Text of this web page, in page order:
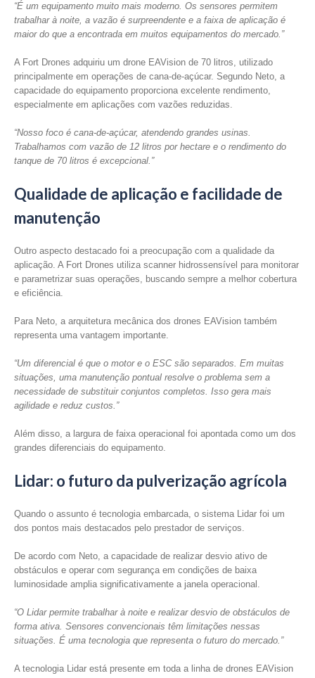
“É um equipamento muito mais moderno. Os sensores permitem
trabalhar à noite, a vazão é surpreendente e a faixa de aplicação é
maior do que a encontrada em muitos equipamentos do mercado.”
A Fort Drones adquiriu um drone EAVision de 70 litros, utilizado
principalmente em operações de cana-de-açúcar. Segundo Neto, a
capacidade do equipamento proporciona excelente rendimento,
especialmente em aplicações com vazões reduzidas.
“Nosso foco é cana-de-açúcar, atendendo grandes usinas.
Trabalhamos com vazão de 12 litros por hectare e o rendimento do
tanque de 70 litros é excepcional.”
Qualidade de aplicação e facilidade de
manutenção
Outro aspecto destacado foi a preocupação com a qualidade da
aplicação. A Fort Drones utiliza scanner hidrossensível para monitorar
e parametrizar suas operações, buscando sempre a melhor cobertura
e eficiência.
Para Neto, a arquitetura mecânica dos drones EAVision também
representa uma vantagem importante.
“Um diferencial é que o motor e o ESC são separados. Em muitas
situações, uma manutenção pontual resolve o problema sem a
necessidade de substituir conjuntos completos. Isso gera mais
agilidade e reduz custos.”
Além disso, a largura de faixa operacional foi apontada como um dos
grandes diferenciais do equipamento.
Lidar: o futuro da pulverização agrícola
Quando o assunto é tecnologia embarcada, o sistema Lidar foi um
dos pontos mais destacados pelo prestador de serviços.
De acordo com Neto, a capacidade de realizar desvio ativo de
obstáculos e operar com segurança em condições de baixa
luminosidade amplia significativamente a janela operacional.
“O Lidar permite trabalhar à noite e realizar desvio de obstáculos de
forma ativa. Sensores convencionais têm limitações nessas
situações. É uma tecnologia que representa o futuro do mercado.”
A tecnologia Lidar está presente em toda a linha de drones EAVision